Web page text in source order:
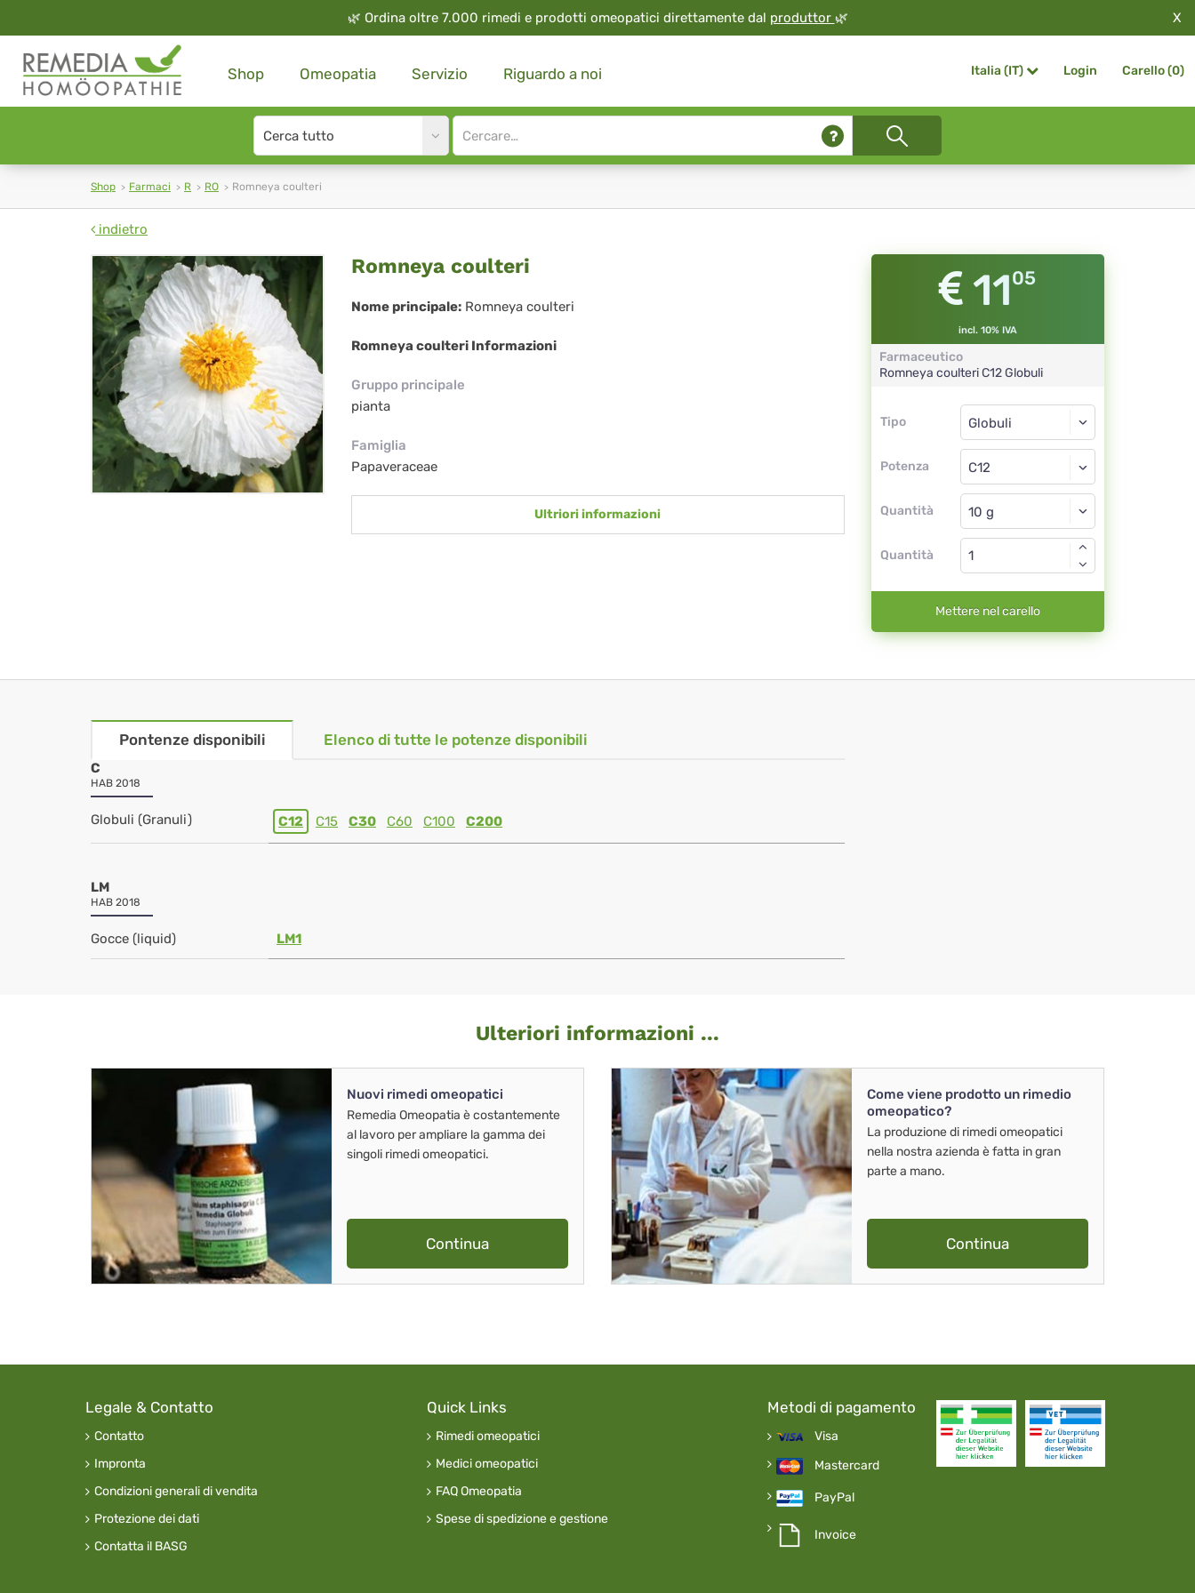
🌿 Ordina oltre 7.000 rimedi e prodotti omeopatici direttamente dal produttor 🌿 X
Shop Omeopatia Servizio Riguardo a noi Italia (IT) Login Carello (0)
Search
type
Site
search
Shop Farmaci R RO Romneya coulteri
indietro
Romneya
coulteri
Romneya coulteri
Nome principale: Romneya coulteri
Romneya coulteri Informazioni
Gruppo principale
pianta
Famiglia
Papaveraceae
Ultriori informazioni
1105
incl. 10% IVA
Farmaceutico
Romneya coulteriC12 Globuli
Tipo
Tipo
Potenza
Globuli
C12
Quantità
Globuli
Quantità
Mettere nel carello
Pontenze disponibili Elenco di tutte le potenze disponibili
C
HAB 2018
Globuli (Granuli) C12 C15 C30 C60 C100 C200
LM
HAB 2018
Gocce (liquid) LM1
Ulteriori informazioni ...
Nuovi rimedi omeopatici
Remedia Omeopatia è costantemente
al lavoro per ampliare la gamma dei
singoli rimedi omeopatici.
Continua
Come viene prodotto un rimedio
omeopatico?
La produzione di rimedi omeopatici
nella nostra azienda è fatta in gran
parte a mano.
Continua
Legale & Contatto
Contatto
Impronta
Condizioni generali di vendita
Protezione dei dati
Contatta il BASG
Quick Links
Rimedi omeopatici
Medici omeopatici
FAQ Omeopatia
Spese di spedizione e gestione
Metodi di pagamento
Visa
Mastercard
PayPal
Invoice